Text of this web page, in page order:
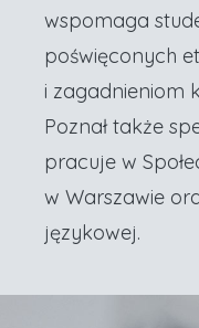
wspomaga
poświęconych
i zagadnieniom
Poznał także
pracuje w
w Warszawie
językowej.